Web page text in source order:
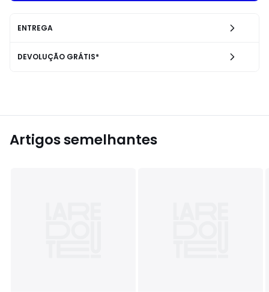
ENTREGA
DEVOLUÇÃO GRÁTIS*
Artigos semelhantes